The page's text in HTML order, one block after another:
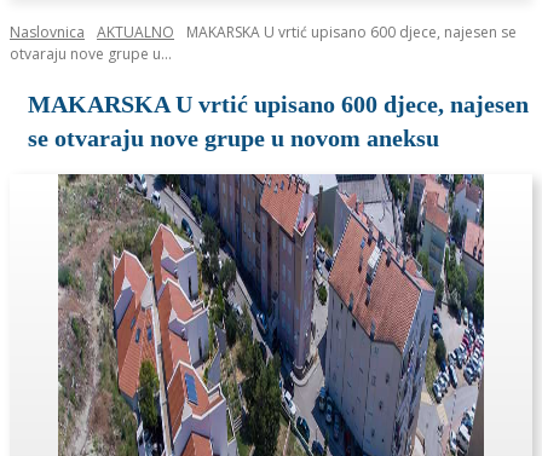
Naslovnica AKTUALNO
MAKARSKA U vrtić upisano 600 djece, najesen se
otvaraju nove grupe u...
MAKARSKA U vrtić upisano 600 djece, najesen
se otvaraju nove grupe u novom aneksu